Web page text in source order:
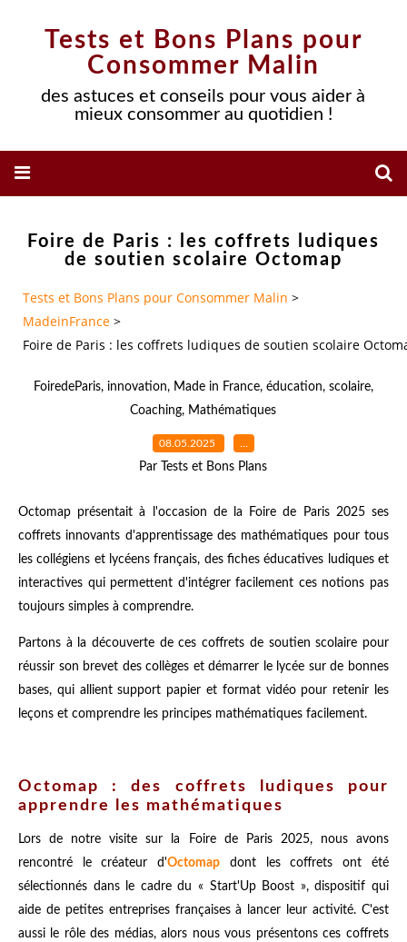
Tests et Bons Plans pour
Consommer Malin
des astuces et conseils pour vous aider à
mieux consommer au quotidien !
Foire de Paris : les coffrets ludiques
de soutien scolaire Octomap
Tests et Bons Plans pour Consommer Malin >
MadeinFrance >
Foire de Paris : les coffrets ludiques de soutien scolaire
FoiredeParis, innovation, Made in France, éducation, scolaire,
Coaching, Mathématiques
08.05.2025 …
Par Tests et Bons Plans
Octomap présentait à l'occasion de la Foire de Paris 2025 ses
coffrets innovants d'apprentissage des mathématiques pour tous
les collégiens et lycéens français, des fiches éducatives ludiques et
interactives qui permettent d'intégrer facilement ces notions pas
toujours simples à comprendre.
Partons à la découverte de ces coffrets de soutien scolaire pour
réussir son brevet des collèges et démarrer le lycée sur de bonnes
bases, qui allient support papier et format vidéo pour retenir les
leçons et comprendre les principes mathématiques facilement.
Octomap : des coffrets ludiques pour
apprendre les mathématiques
Lors de notre visite sur la Foire de Paris 2025, nous avons
rencontré le créateur d'Octomap dont les coffrets ont été
sélectionnés dans le cadre du « Start'Up Boost », dispositif qui
aide de petites entreprises françaises à lancer leur activité. C'est
aussi le rôle des médias, alors nous vous présentons ces coffrets